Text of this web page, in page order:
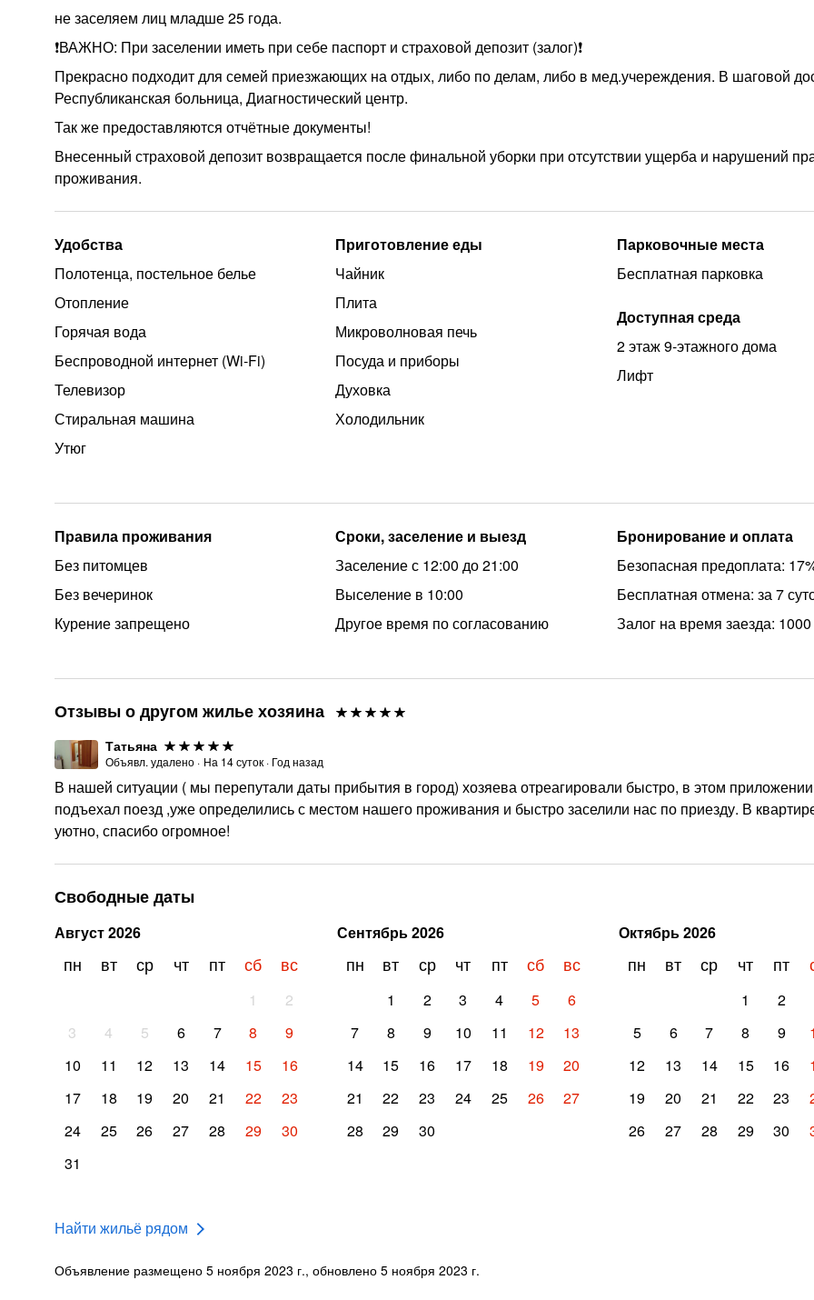
не заселяем лиц младше 25 года.
❗ВАЖНО: При заселении иметь при себе паспорт и страховой депозит (залог)❗️
Прекрасно подходит для семей приезжающих на отдых, либо по делам, либо в мед.учереждения. В шаговой
Республиканская больница, Диагностический центр.
Так же предоставляются отчётные документы!
Внесенный страховой депозит возвращается после финальной уборки при отсутствии ущерба и нарушений
проживания.
Удобства
Полотенца, постельное белье
Отопление
Горячая вода
Беспроводной интернет (Wi‑Fi)
Телевизор
Стиральная машина
Утюг
Приготовление еды
Чайник
Плита
Микроволновая печь
Посуда и приборы
Духовка
Холодильник
Парковочные места
Бесплатная парковка
Доступная среда
2 этаж 9-этажного дома
Лифт
Правила проживания
Без питомцев
Без вечеринок
Курение запрещено
Сроки, заселение и выезд
Заселение с 12:00 до 21:00
Выселение в 10:00
Другое время по согласованию
Бронирование и оплата
Безопасная предоплата:
Бесплатная отмена: за 7
Залог на время заезда:
Свободные даты
Август2026
пн вт ср чт пт сб вс
1
2
3
4 5 6 7 8
9
10
11 12 13 14 15
16
17
18 19 20 21 22
23
24
25 26 27 28 29
30
31
Сентябрь2026
пн вт ср чт пт сб вс
1 2 3 4 5
6
7
8 9 10 11 12
13
14
15 16 17 18 19
20
21
22 23 24 25 26
27
28
29 30
Октябрь2026
пн вт ср чт пт
1 2
5
6 7 8 9
12
13 14 15 16
19
20 21 22 23
26
27 28 29 30
Отзывы о другом жилье хозяина
Татьяна
Объявл. удалено · На 14суток · Год назад
В нашей ситуации ( мы перепутали даты прибытия в город) хозяева отреагировали быстро, в этом
подъехал поезд ,уже определились с местом нашего проживания и быстро заселили нас по приезду. В
уютно, спасибо огромное!
Найти жильё рядом
Объявление размещено 5 ноября 2023 г., обновлено 5 ноября 2023 г.